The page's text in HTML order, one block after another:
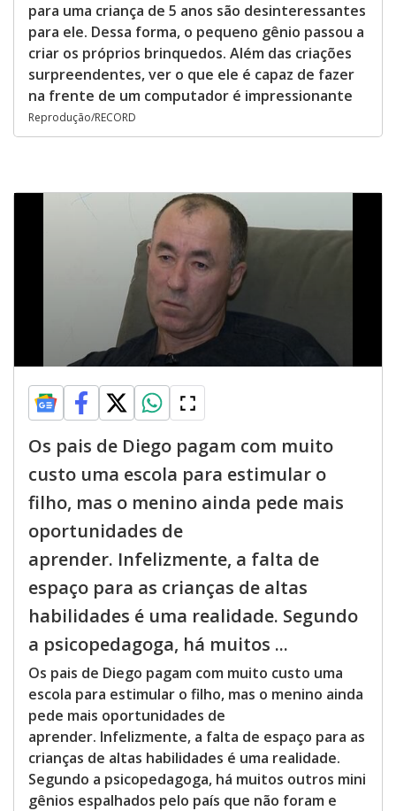
para uma criança de 5 anos são desinteressantes
para ele. Dessa forma, o pequeno gênio passou a
criar os próprios brinquedos. Além das criações
surpreendentes, ver o que ele é capaz de fazer
na frente de um computador é impressionante
Reprodução/RECORD
Os pais de Diego pagam com muito
custo uma escola para estimular o
filho, mas o menino ainda pede mais
oportunidades de
aprender. Infelizmente, a falta de
espaço para as crianças de altas
habilidades é uma realidade. Segundo
a psicopedagoga, há muitos ...
Os pais de Diego pagam com muito custo uma
escola para estimular o filho, mas o menino ainda
pede mais oportunidades de
aprender. Infelizmente, a falta de espaço para as
crianças de altas habilidades é uma realidade.
Segundo a psicopedagoga, há muitos outros mini
gênios espalhados pelo país que não foram e